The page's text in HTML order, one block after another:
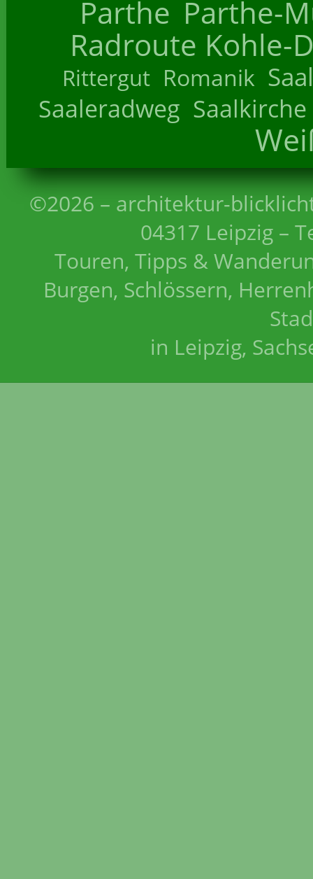
Parthe Parthe-
Radroute Kohle-
Rittergut Romanik
Saaleradweg Saalkirche
©2026 – architektur-
04317 Leipzig –
Touren, Tipps &
Burgen, Schlössern,
in Leipzig,